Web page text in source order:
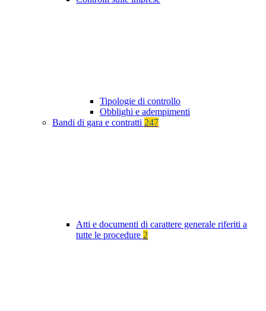
Tipologie di controllo
Obblighi e adempimenti
Bandi di gara e contratti 247
Atti e documenti di carattere generale riferiti a
tutte le procedure 2